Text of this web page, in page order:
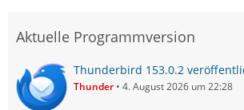
Aktuelle Programmversion
Thunderbird 153.0.2
Thunder 4. August 2026 um 22:28